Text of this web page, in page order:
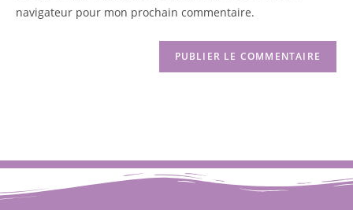
navigateur pour mon prochain commentaire.